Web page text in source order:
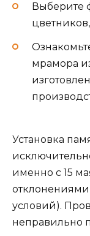
Выберите
мрамора
Установка
именно с 15
отклонениями
условий).
неправильно